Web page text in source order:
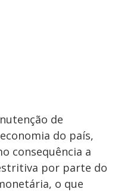
de
do país,
consequência a
por parte do
o que